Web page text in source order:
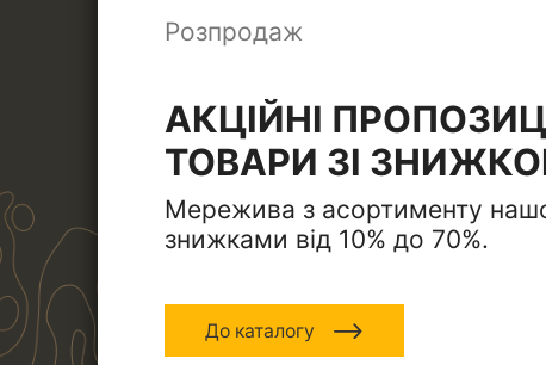
Розпродаж
АКЦІЙНІ
ТОВАРИ ЗІ
Мережива з асортименту
знижками від 10% до 70%.
До каталогу